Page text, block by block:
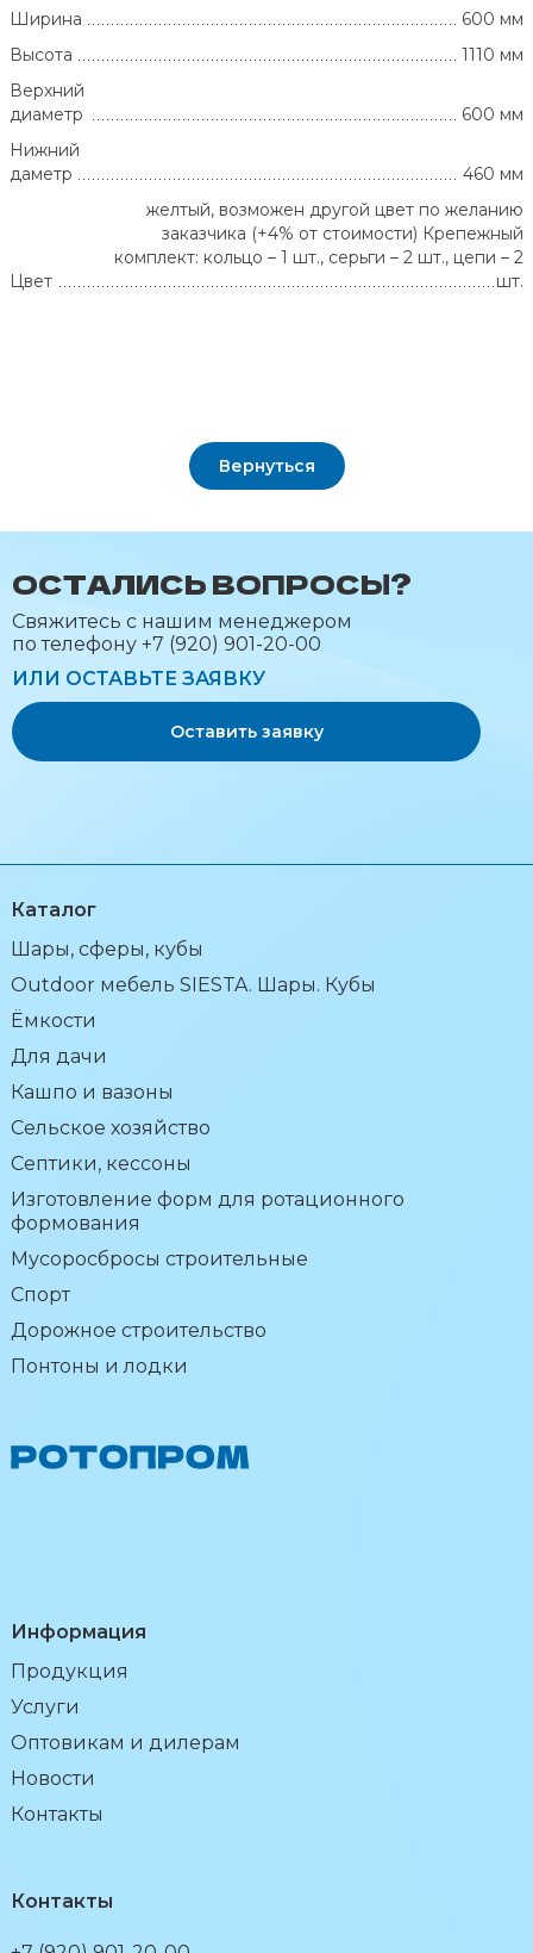
Ширина
600 мм
Высота
1110 мм
Верхний
диаметр
600 мм
Нижний
даметр
460 мм
Цвет
желтый, возможен другой цвет по желанию
заказчика (+4% от стоимости) Крепежный
комплект: кольцо – 1 шт., серьги – 2 шт., цепи – 2
шт.
Вернуться
ОСТАЛИСЬ ВОПРОСЫ?
Cвяжитесь с нашим менеджером
по телефону +7 (920) 901-20-00
ИЛИ ОСТАВЬТЕ ЗАЯВКУ
Оставить заявку
Каталог
Шары, сферы, кубы
Outdoor мебель SIESTA. Шары. Кубы
Ёмкости
Для дачи
Кашпо и вазоны
Сельское хозяйство
Септики, кессоны
Изготовление форм для ротационного
формования
Мусоросбросы строительные
Спорт
Дорожное строительство
Понтоны и лодки
Информация
Продукция
Услуги
Оптовикам и дилерам
Новости
Контакты
Контакты